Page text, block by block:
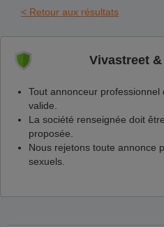
< Retour aux résultats
Vivastreet
Tout annonceur
valide.
La société renseignée doit
proposée.
Nous rejetons toute annonce
sexuels.